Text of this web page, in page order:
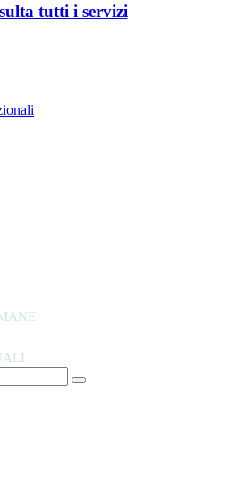
tutti i servizi